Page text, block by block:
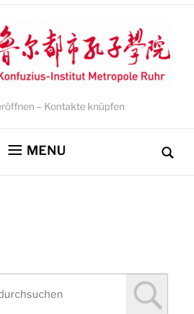
– Kontakte knüpfen
MENU